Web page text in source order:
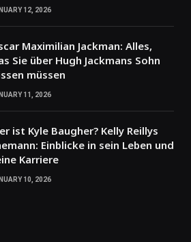
12, 2026
Maximilian Jackman: Alles,
Sie über Hugh Jackmans Sohn
müssen
11, 2026
ist Kyle Baugher? Kelly Reillys
Einblicke in sein Leben und
Karriere
10, 2026